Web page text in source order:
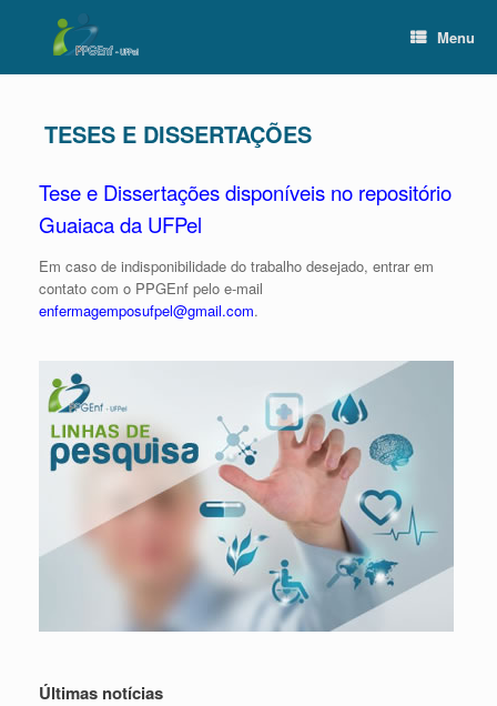
Menu
TESES E DISSERTAÇÕES
Tese e Dissertações disponíveis no repositório
Guaiaca da UFPel
Em caso de indisponibilidade do trabalho desejado, entrar em
contato com o PPGEnf pelo e-mail
enfermagemposufpel@gmail.com.
Últimas notícias